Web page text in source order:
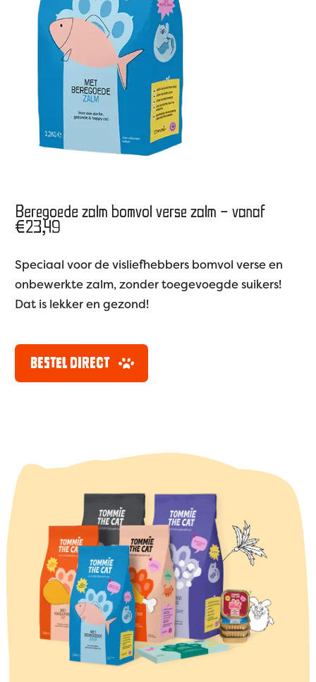
Beregoede zalm bomvol verse zalm – vanaf
€23,49
Speciaal voor de visliefhebbers bomvol verse en
onbewerkte zalm, zonder toegevoegde suikers!
Dat is lekker en gezond!
BESTEL DIRECT